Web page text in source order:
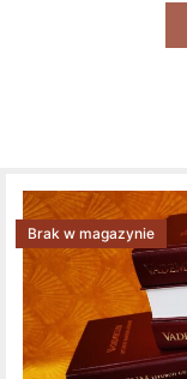
Brak w magazynie